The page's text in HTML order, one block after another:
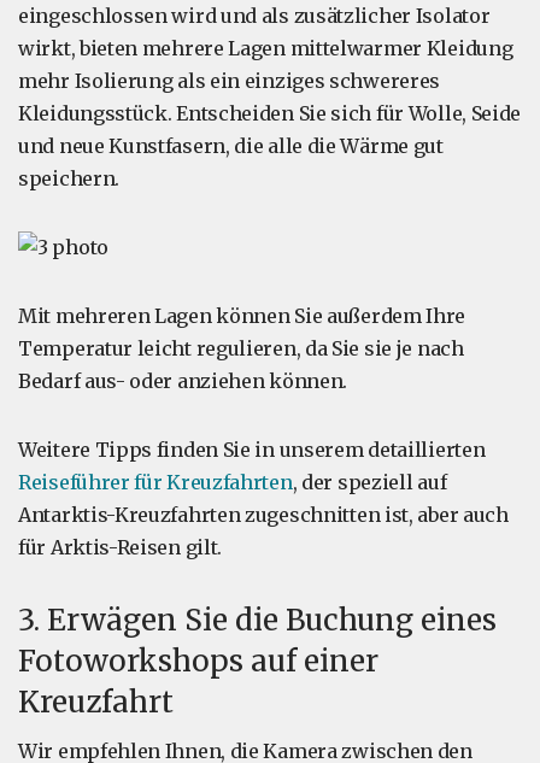
eingeschlossen wird und als zusätzlicher Isolator
wirkt, bieten mehrere Lagen mittelwarmer Kleidung
mehr Isolierung als ein einziges schwereres
Kleidungsstück. Entscheiden Sie sich für Wolle, Seide
und neue Kunstfasern, die alle die Wärme gut
speichern.
Mit mehreren Lagen können Sie außerdem Ihre
Temperatur leicht regulieren, da Sie sie je nach
Bedarf aus- oder anziehen können.
Weitere Tipps finden Sie in unserem detaillierten
Reiseführer für Kreuzfahrten, der speziell auf
Antarktis-Kreuzfahrten zugeschnitten ist, aber auch
für Arktis-Reisen gilt.
3. Erwägen Sie die Buchung eines
Fotoworkshops auf einer
Kreuzfahrt
Wir empfehlen Ihnen, die Kamera zwischen den